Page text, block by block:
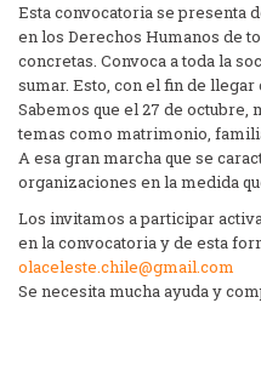
Esta convocatoria se presenta
en los Derechos Humanos de
concretas. Convoca a toda la
sumar. Esto, con el fin de
Sabemos que el 27 de octubre,
temas como matrimonio,
A esa gran marcha que se
organizaciones en la medida
Los invitamos a participar
en la convocatoria y de esta
olaceleste.chile@gmail.com
Se necesita mucha ayuda y